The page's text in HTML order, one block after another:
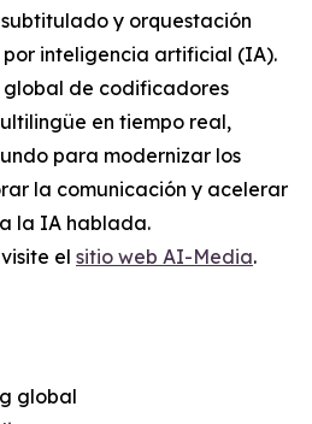
y orquestación
inteligencia artificial (IA).
global de codificadores
en tiempo real,
para modernizar los
la comunicación y acelerar
la IA hablada.
el sitio web AI-Media.
global